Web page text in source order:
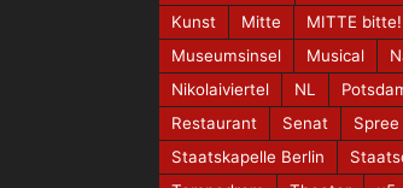
Kunst
Mitte MITTE bitte!
Museumsinsel
Musical
Nikolaiviertel
NL
Restaurant
Senat Spree
Staatskapelle Berlin